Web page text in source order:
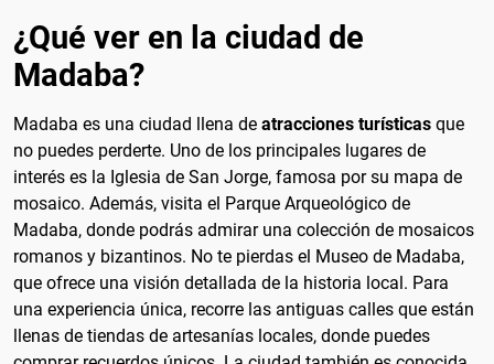
¿Qué ver en la ciudad de
Madaba?
Madaba es una ciudad llena de atracciones turísticas que
no puedes perderte. Uno de los principales lugares de
interés es la Iglesia de San Jorge, famosa por su mapa de
mosaico. Además, visita el Parque Arqueológico de
Madaba, donde podrás admirar una colección de mosaicos
romanos y bizantinos. No te pierdas el Museo de Madaba,
que ofrece una visión detallada de la historia local. Para
una experiencia única, recorre las antiguas calles que están
llenas de tiendas de artesanías locales, donde puedes